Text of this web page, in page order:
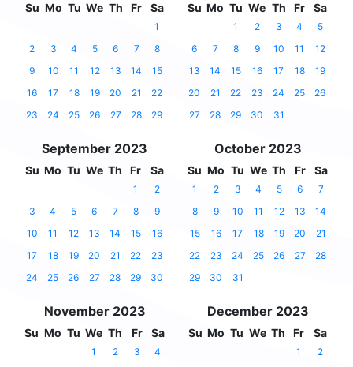
Su Mo Tu We Th Fr Sa
1
2
3 4 5 6 7
8
9
10 11 12 13 14
15
16
17 18 19 20 21
22
23
24 25 26 27 28 29
Su Mo Tu We Th Fr Sa
1 2 3 4
5
6
7 8 9 10 11
12
13
14 15 16 17 18
19
20
21 22 23 24 25
26
27
28 29 30 31
September 2023
Su Mo Tu We Th Fr Sa
1
2
3
4 5 6 7 8
9
10
11 12 13 14 15
16
17
18 19 20 21 22
23
24
25 26 27 28 29 30
October 2023
Su Mo Tu We Th Fr Sa
1 2 3 4 5 6
7
8
9 10 11 12 13
14
15
16 17 18 19 20
21
22
23 24 25 26 27
28
29
30 31
November 2023
Su Mo Tu We Th Fr Sa
1 2 3
4
December 2023
Su Mo Tu We Th Fr Sa
1
2